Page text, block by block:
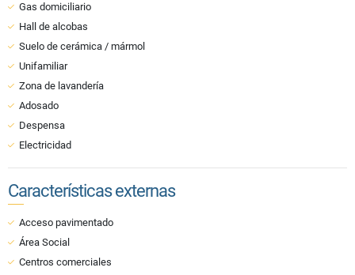
Gas domiciliario
Hall de alcobas
Suelo de cerámica / mármol
Unifamiliar
Zona de lavandería
Adosado
Despensa
Electricidad
Características externas
Acceso pavimentado
Área Social
Centros comerciales